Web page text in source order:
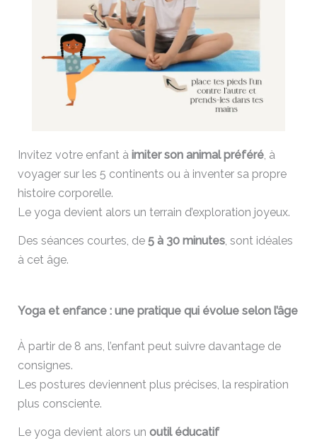
Invitez votre enfant à imiter son animal préféré, à
voyager sur les 5 continents ou à inventer sa propre
histoire corporelle.
Le yoga devient alors un terrain d’exploration joyeux.
Des séances courtes, de 5 à 30 minutes, sont idéales
à cet âge.
Yoga et enfance : une pratique qui évolue selon l’âge
À partir de 8 ans, l’enfant peut suivre davantage de
consignes.
Les postures deviennent plus précises, la respiration
plus consciente.
Le yoga devient alors un outil éducatif